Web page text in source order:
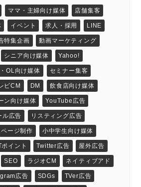
ママ・主婦向け媒体 店舗集客
イベント 求人・採用 LINE
特集企画 動画マーケティング
シニア向け媒体 Yahoo!
OL向け媒体 セミナー集客
ビCM DM 飲食店向け媒体
ン向け媒体 YouTube広告
ル広告 リスティング広告
ージ制作 小中学生向け媒体
ポイント Twitter広告 屋外広告
SEO ラジオCM ネイティブアド
広告 SDGs TVer広告